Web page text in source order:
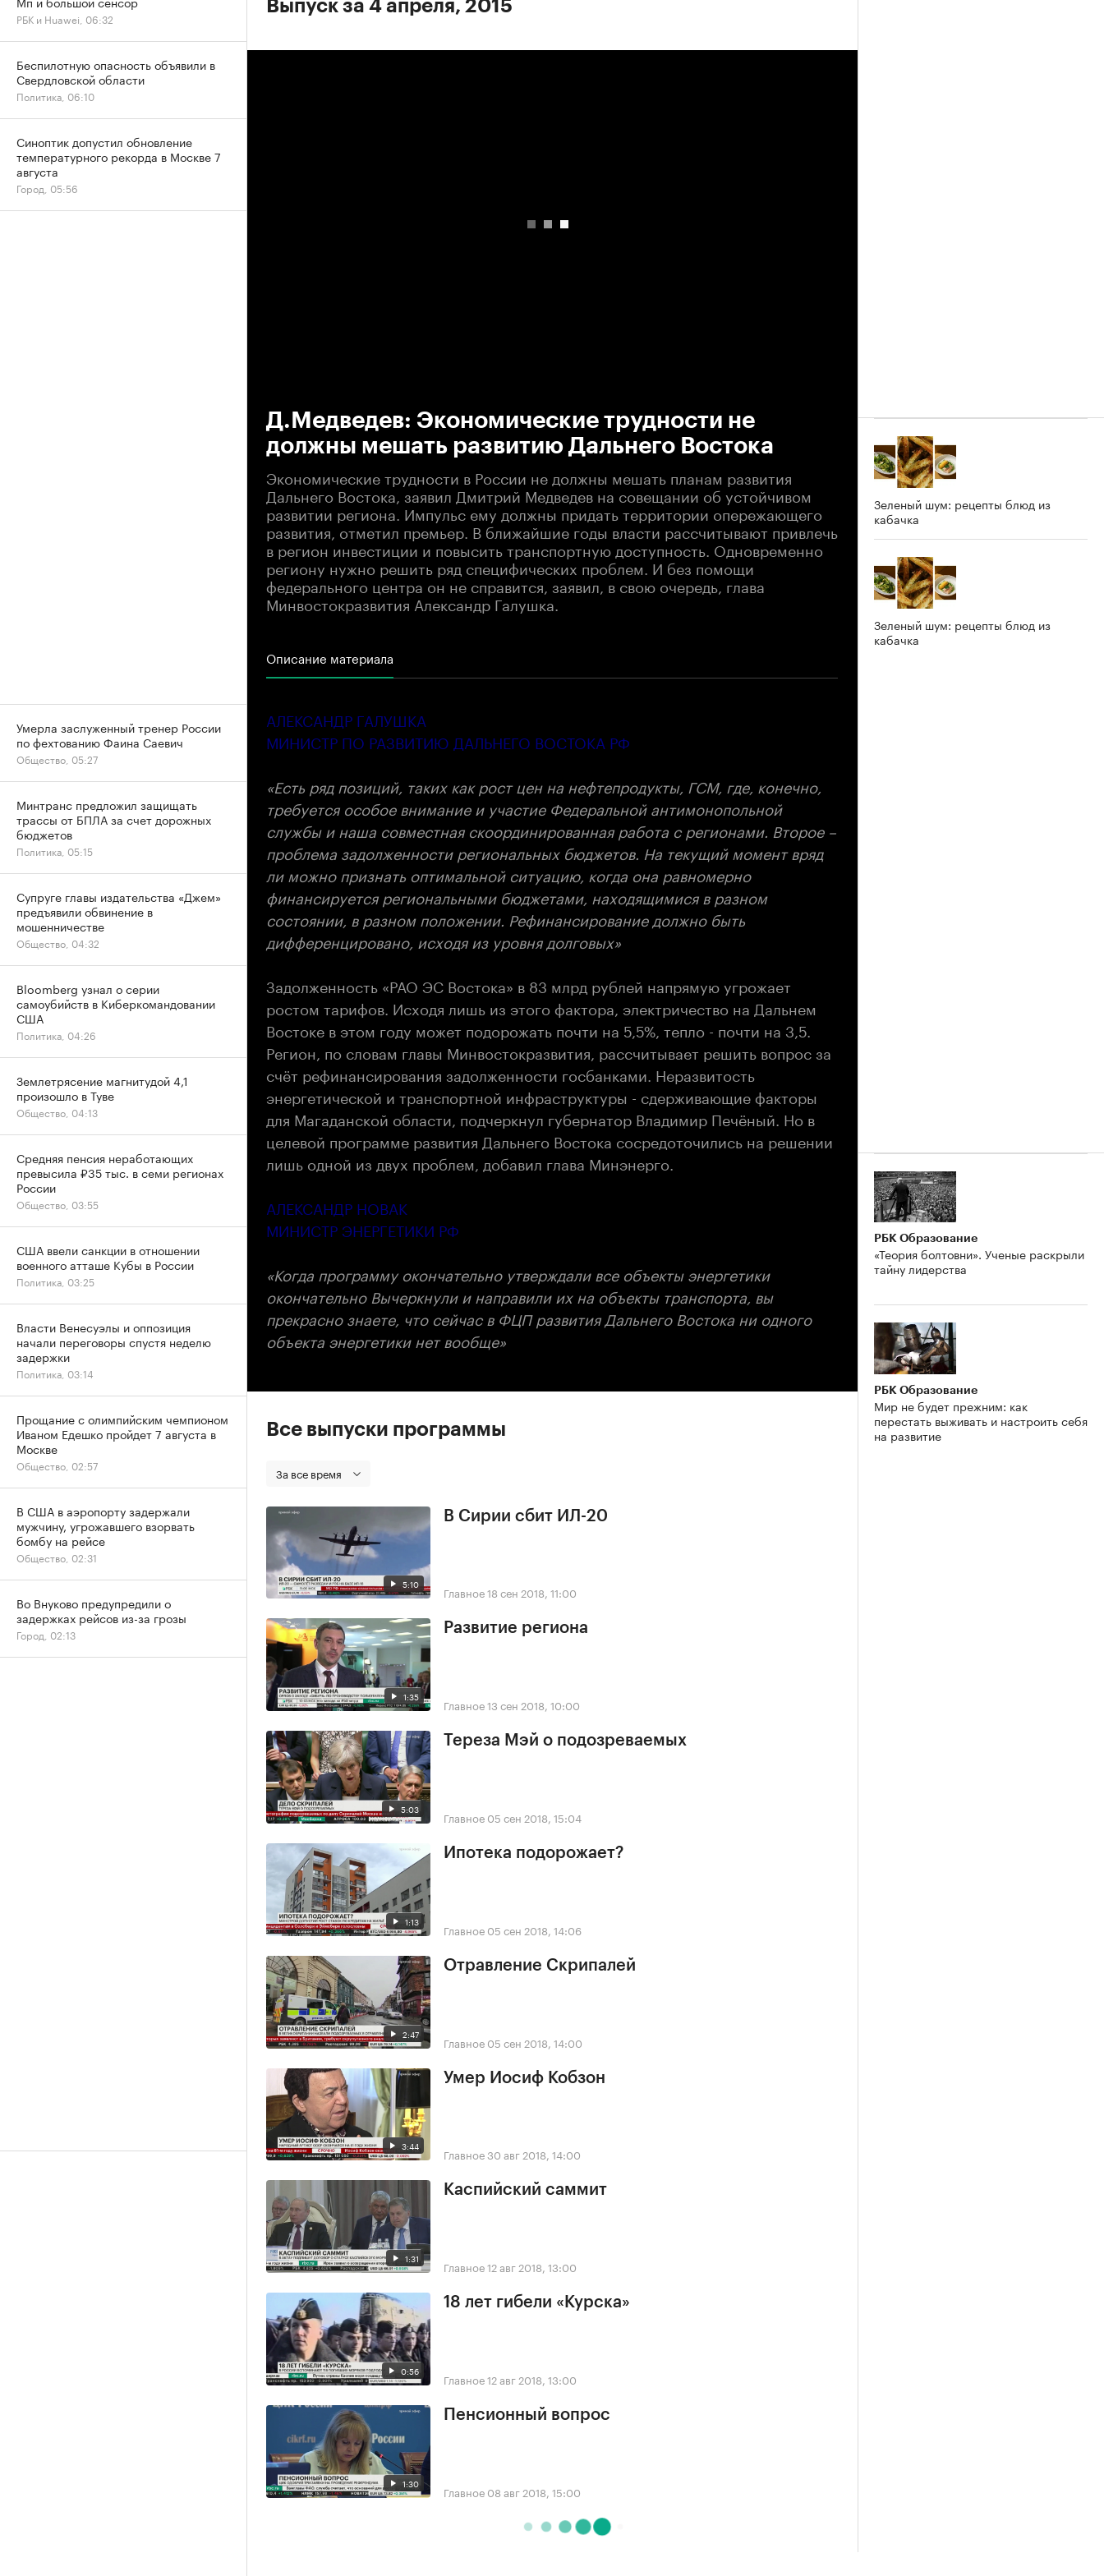
Выпуск за 4 апреля, 2015
Д.Медведев: Экономические трудности не
должны мешать развитию Дальнего Востока
Экономические трудности в России не должны мешать планам развития
Дальнего Востока, заявил Дмитрий Медведев на совещании об устойчивом
развитии региона. Импульс ему должны придать территории опережающего
развития, отметил премьер. В ближайшие годы власти рассчитывают привлечь
в регион инвестиции и повысить транспортную доступность. Одновременно
региону нужно решить ряд специфических проблем. И без помощи
федерального центра он не справится, заявил, в свою очередь, глава
Минвостокразвития Александр Галушка.
Описание материала
АЛЕКСАНДР ГАЛУШКА
МИНИСТР ПО РАЗВИТИЮ ДАЛЬНЕГО ВОСТОКА РФ
«Есть ряд позиций, таких как рост цен на нефтепродукты, ГСМ, где, конечно,
требуется особое внимание и участие Федеральной антимонопольной
службы и наша совместная скоординированная работа с регионами. Второе –
проблема задолженности региональных бюджетов. На текущий момент вряд
ли можно признать оптимальной ситуацию, когда она равномерно
финансируется региональными бюджетами, находящимися в разном
состоянии, в разном положении. Рефинансирование должно быть
дифференцировано, исходя из уровня долговых»
Задолженность «РАО ЭС Востока» в 83 млрд рублей напрямую угрожает
ростом тарифов. Исходя лишь из этого фактора, электричество на Дальнем
Востоке в этом году может подорожать почти на 5,5%, тепло - почти на 3,5.
Регион, по словам главы Минвостокразвития, рассчитывает решить вопрос за
счёт рефинансирования задолженности госбанками. Неразвитость
энергетической и транспортной инфраструктуры - сдерживающие факторы
для Магаданской области, подчеркнул губернатор Владимир Печёный. Но в
целевой программе развития Дальнего Востока сосредоточились на решении
лишь одной из двух проблем, добавил глава Минэнерго.
АЛЕКСАНДР НОВАК
МИНИСТР ЭНЕРГЕТИКИ РФ
«Когда программу окончательно утверждали все объекты энергетики
окончательно Вычеркнули и направили их на объекты транспорта, вы
прекрасно знаете, что сейчас в ФЦП развития Дальнего Востока ни одного
объекта энергетики нет вообще»
Все выпуски программы
За все время
5:10
В Сирии сбит ИЛ-20
Главное18 сен 2018, 11:00
1:35
Развитие региона
Главное13 сен 2018, 10:00
5:03
Тереза Мэй о подозреваемых
Главное 05 сен 2018, 15:04
1:13
Ипотека подорожает?
Главное 05 сен 2018, 14:06
2:47
Отравление Скрипалей
Главное 05 сен 2018, 14:00
3:44
Умер Иосиф Кобзон
Главное30 авг 2018, 14:00
1:31
Каспийский саммит
Главное12 авг 2018, 13:00
0:56
18 лет гибели «Курска»
Главное12 авг 2018, 13:00
1:30
Пенсионный вопрос
Главное 08 авг 2018, 15:00
Зеленый шум: рецепты блюд из
кабачка
Зеленый шум: рецепты блюд из
кабачка
РБК Образование
«Теория болтовни». Ученые раскрыли
тайну лидерства
РБК Образование
Мир не будет прежним: как
перестать выживать и настроить себя
на развитие
РБК и Huawei, 06:32
Беспилотную опасность объявили в
Свердловской области
Политика, 06:10
Синоптик допустил обновление
температурного рекорда в Москве 7
августа
Город, 05:56
Умерла заслуженный тренер России
по фехтованию Фаина Саевич
Общество, 05:27
Минтранс предложил защищать
трассы от БПЛА за счет дорожных
бюджетов
Политика, 05:15
Супруге главы издательства «Джем»
предъявили обвинение в
мошенничестве
Общество, 04:32
Bloomberg узнал о серии
самоубийств в Киберкомандовании
США
Политика, 04:26
Землетрясение магнитудой 4,1
произошло в Туве
Общество, 04:13
Средняя пенсия неработающих
превысила ₽35 тыс. в семи регионах
России
Общество, 03:55
США ввели санкции в отношении
военного атташе Кубы в России
Политика, 03:25
Власти Венесуэлы и оппозиция
начали переговоры спустя неделю
задержки
Политика, 03:14
Прощание с олимпийским чемпионом
Иваном Едешко пройдет 7 августа в
Москве
Общество, 02:57
В США в аэропорту задержали
мужчину, угрожавшего взорвать
бомбу на рейсе
Общество, 02:31
Во Внуково предупредили о
задержках рейсов из-за грозы
Город, 02:13